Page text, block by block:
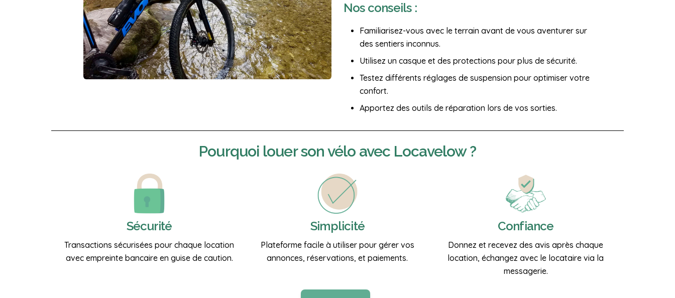
Nos conseils :
Familiarisez-vous avec le terrain avant de vous aventurer sur
des sentiers inconnus.
Utilisez un casque et des protections pour plus de sécurité.
Testez différents réglages de suspension pour optimiser votre
confort.
Apportez des outils de réparation lors de vos sorties.
Pourquoi louer son vélo avec Locavelow ?
Sécurité
Transactions sécurisées pour chaque location
avec empreinte bancaire en guise de caution.
Simplicité
Plateforme facile à utiliser pour gérer vos
annonces, réservations, et paiements.
Confiance
Donnez et recevez des avis après chaque
location, échangez avec le locataire via la
messagerie.